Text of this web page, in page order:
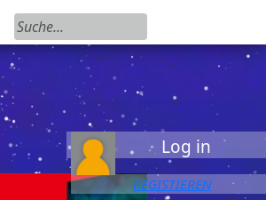
Suchen nach:
Log in
REGISTIEREN